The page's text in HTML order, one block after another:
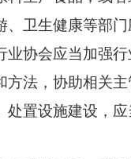
生健康等部门
会应当加强行
法，协助相关
设施建设，应